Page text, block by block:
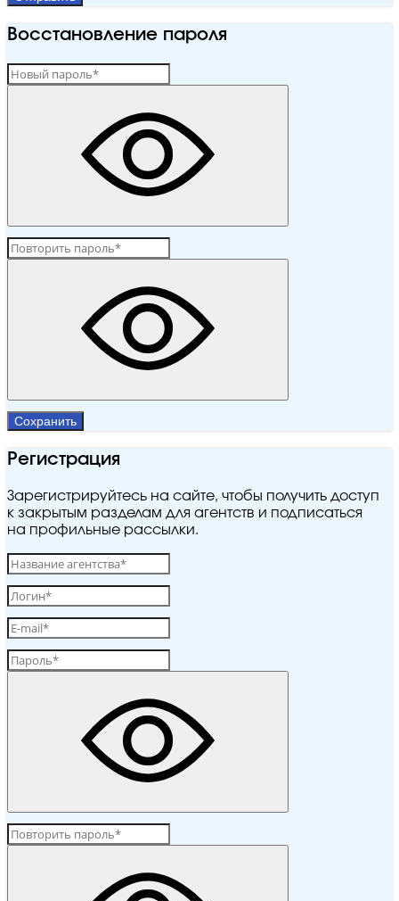
Восстановление пароля
Сохранить
Регистрация
Зарегистрируйтесь на сайте, чтобы получить доступ
к закрытым разделам для агентств и подписаться
на профильные рассылки.